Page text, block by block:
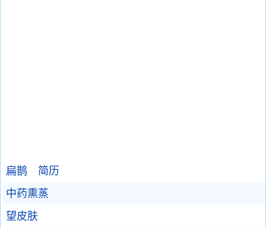
扁鹊 简历
中药熏蒸
望皮肤